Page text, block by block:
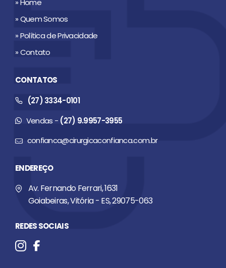
» Home
» Quem Somos
» Política de Privacidade
» Contato
CONTATOS
(27) 3334-0101
Vendas - (27) 9.9957-3955
confianca@cirurgicaconfianca.com.br
ENDEREÇO
Av. Fernando Ferrari, 1631
Goiabeiras, Vitória - ES, 29075-063
REDES SOCIAIS